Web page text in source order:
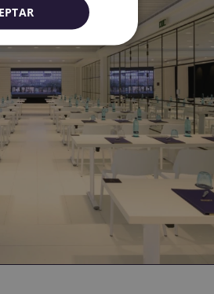
FRENCH
ITALIAN
RUSSIAN